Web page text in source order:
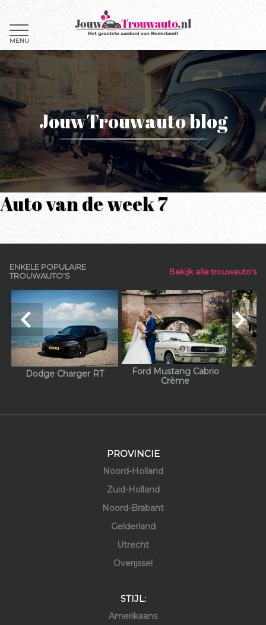
MENU
JouwTrouwauto blog
Auto van de week 7
ENKELE POPULAIRE
TROUWAUTO'S
Bekijk alle trouwauto's
Dodge Charger RT
Ford Mustang Cabrio
Crème
navigate_before navigate_next
PROVINCIE
Noord-Holland
Zuid-Holland
Noord-Brabant
Gelderland
Utrecht
Overijssel
STIJL:
Amerikaans